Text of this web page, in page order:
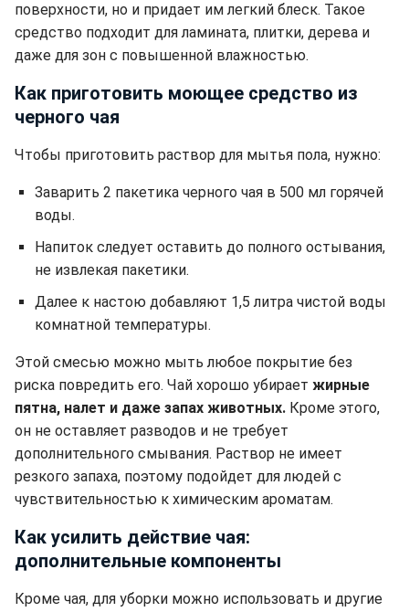
поверхности, но и придает им легкий блеск. Такое
средство подходит для ламината, плитки, дерева и
даже для зон с повышенной влажностью.
Как приготовить моющее средство из
черного чая
Чтобы приготовить раствор для мытья пола, нужно:
Заварить 2 пакетика черного чая в 500 мл горячей
воды.
Напиток следует оставить до полного остывания,
не извлекая пакетики.
Далее к настою добавляют 1,5 литра чистой воды
комнатной температуры.
Этой смесью можно мыть любое покрытие без
риска повредить его. Чай хорошо убирает жирные
пятна, налет и даже запах животных. Кроме этого,
он не оставляет разводов и не требует
дополнительного смывания. Раствор не имеет
резкого запаха, поэтому подойдет для людей с
чувствительностью к химическим ароматам.
Как усилить действие чая:
дополнительные компоненты
Кроме чая, для уборки можно использовать и другие